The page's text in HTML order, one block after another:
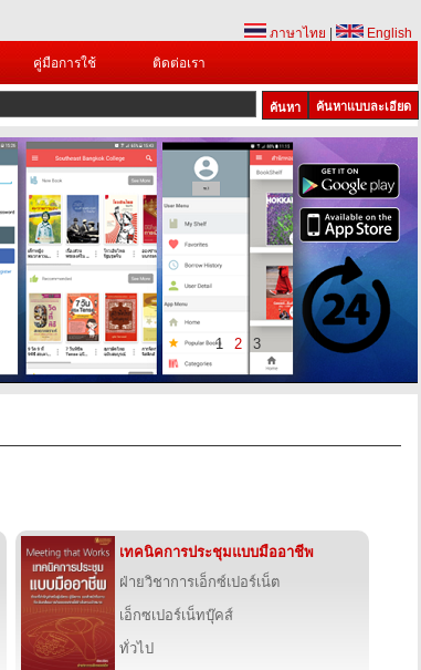
ภาษาไทย
English
คู่มือการใช้ ติดต่อเรา
ค้นหาแบบละเอียด
1 2 3
เทคนิคการประชุมแบบมืออาชีพ
ฝ่ายวิชาการเอ็กซ์เปอร์เน็ต
เอ็กซเปอร์เน็ทบุ๊คส์
ทั่วไป